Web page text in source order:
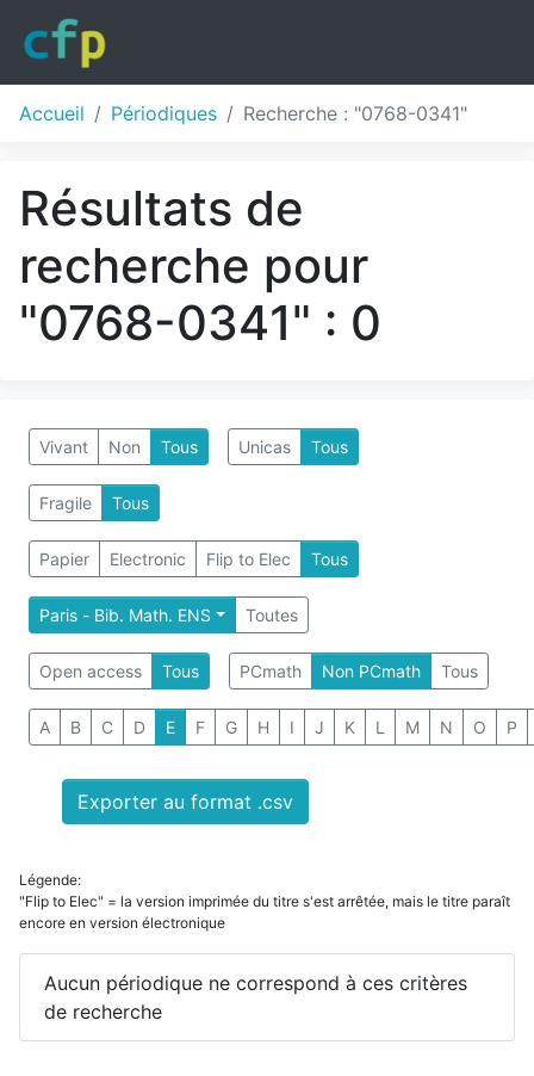
Accueil Périodiques Recherche : "0768-0341"
Résultats de
recherche pour
"0768-0341" : 0
Vivant Non Tous Unicas Tous
Fragile Tous
Papier Electronic Flip to Elec Tous
Paris - Bib. Math. ENS Toutes
Open access Tous PCmath Non PCmath Tous
A B C D E F G H I J K L M N O P
Exporter au format .csv
Légende:
"Flip to Elec" = la version imprimée du titre s'est arrêtée, mais le titre paraît
encore en version électronique
Aucun périodique ne correspond à ces critères
de recherche